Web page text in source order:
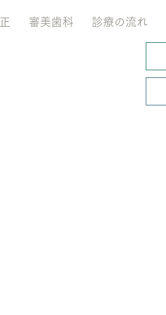
審美歯科 診療の流れ